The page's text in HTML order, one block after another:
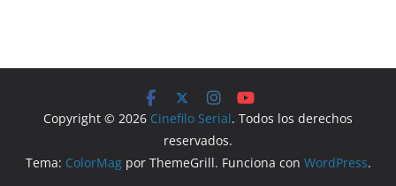
Copyright © 2026 Cinefilo Serial. Todos los derechos
reservados.
Tema: ColorMagpor ThemeGrill. Funciona con WordPress.